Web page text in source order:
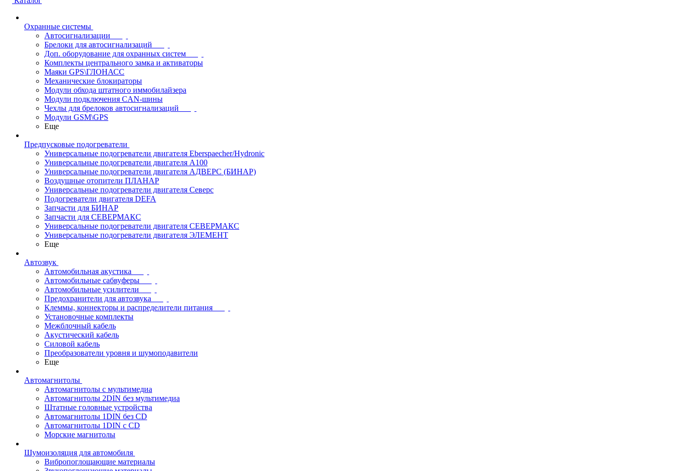
Охранные системы
Автосигнализации
Брелоки для автосигнализаций
Доп. оборудование для охранных систем
Комплекты центрального замка и активаторы
Маяки GPS\ГЛОНАСС
Механические блокираторы
Модули обхода штатного иммобилайзера
Модули подключения CAN-шины
Чехлы для брелоков автосигнализаций
Модули GSM\GPS
Еще
Предпусковые подогреватели
Универсальные подогреватели двигателя Eberspaecher/Hydronic
Универсальные подогреватели двигателя A100
Универсальные подогреватели двигателя АДВЕРС (БИНАР)
Воздушные отопители ПЛАНАР
Универсальные подогреватели двигателя Северс
Подогреватели двигателя DEFA
Запчасти для БИНАР
Запчасти для СЕВЕРМАКС
Универсальные подогреватели двигателя СЕВЕРМАКС
Универсальные подогреватели двигателя ЭЛЕМЕНТ
Еще
Автозвук
Автомобильная акустика
Автомобильные сабвуферы
Автомобильные усилители
Предохранители для автозвука
Клеммы, коннекторы и распределители питания
Установочные комплекты
Межблочный кабель
Акустический кабель
Силовой кабель
Преобразователи уровня и шумоподавители
Еще
Автомагнитолы
Автомагнитолы с мультимедиа
Автомагнитолы 2DIN без мультимедиа
Штатные головные устройства
Автомагнитолы 1DIN без CD
Автомагнитолы 1DIN с CD
Морские магнитолы
Шумоизоляция для автомобиля
Вибропоглощающие материалы